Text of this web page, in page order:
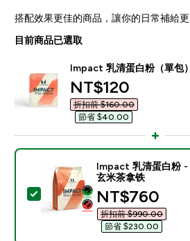
搭配效果更佳的商品，讓你的日常補給
目前商品已選取
Impact 乳清蛋白粉（單包
discounted price
NT$120‎
折扣前 $160.00‎
節省 $40.00‎
選取此商品 - Impact 乳清蛋
Impact 乳清蛋白粉
玄米茶拿铁
discounted
NT$760‎
折扣前 $990.00‎
節省 $230.00‎